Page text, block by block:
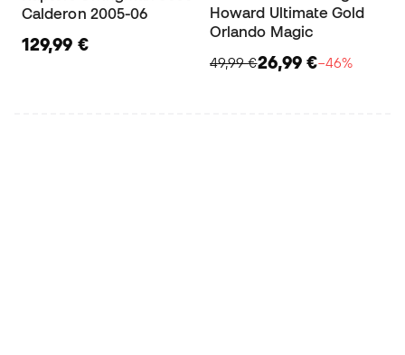
Calderon 2005-06
129,99 €
Howard Ultimate Gold
Orlando Magic
49,99 €26,99 €−46%